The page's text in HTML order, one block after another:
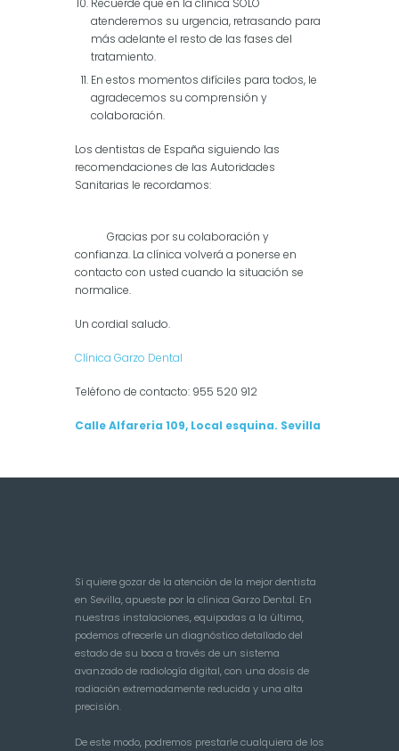
atenderemos su urgencia, retrasando para
más adelante el resto de las fases del
tratamiento.
En estos momentos difíciles para todos, le
agradecemos su comprensión y
colaboración.
Los dentistas de España siguiendo las
recomendaciones de las Autoridades
Sanitarias le recordamos:
Gracias por su colaboración y
confianza. La clínica volverá a ponerse en
contacto con usted cuando la situación se
normalice.
Un cordial saludo.
Clínica Garzo Dental
Teléfono de contacto: 955 520 912
Calle Alfareria 109, Local esquina. Sevilla
Si quiere gozar de la atención de la mejor dentista
en Sevilla, apueste por la clínica Garzo Dental. En
nuestras instalaciones, equipadas a la última,
podemos ofrecerle un diagnóstico detallado del
estado de su boca a través de un sistema
avanzado de radiología digital, con una dosis de
radiación extremadamente reducida y una alta
precisión.
De este modo, podremos prestarle cualquiera de los